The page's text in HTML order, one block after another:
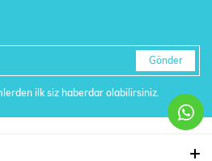
Gönder
ilk siz haberdar olabilirsiniz.